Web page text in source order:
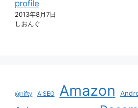
profile
2013年8月7日
しおんぐ
@nifty AiSEG Amazon